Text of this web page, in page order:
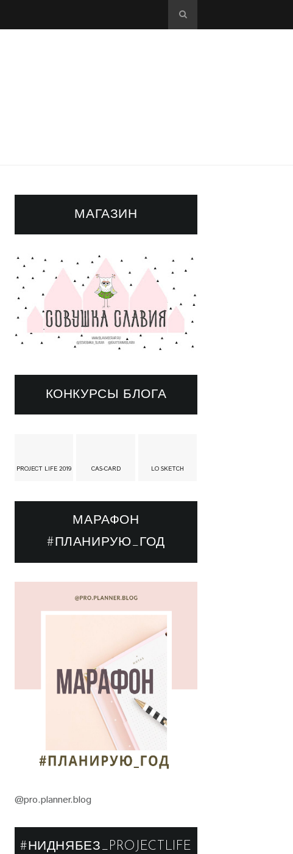
МАГАЗИН
КОНКУРСЫ БЛОГА
PROJECT LIFE 2019 CAS-CARD LO SKETCH
МАРАФОН
#ПЛАНИРУЮ_ГОД
@pro.planner.blog
#НИДНЯБЕЗ_PROJECTLIFE